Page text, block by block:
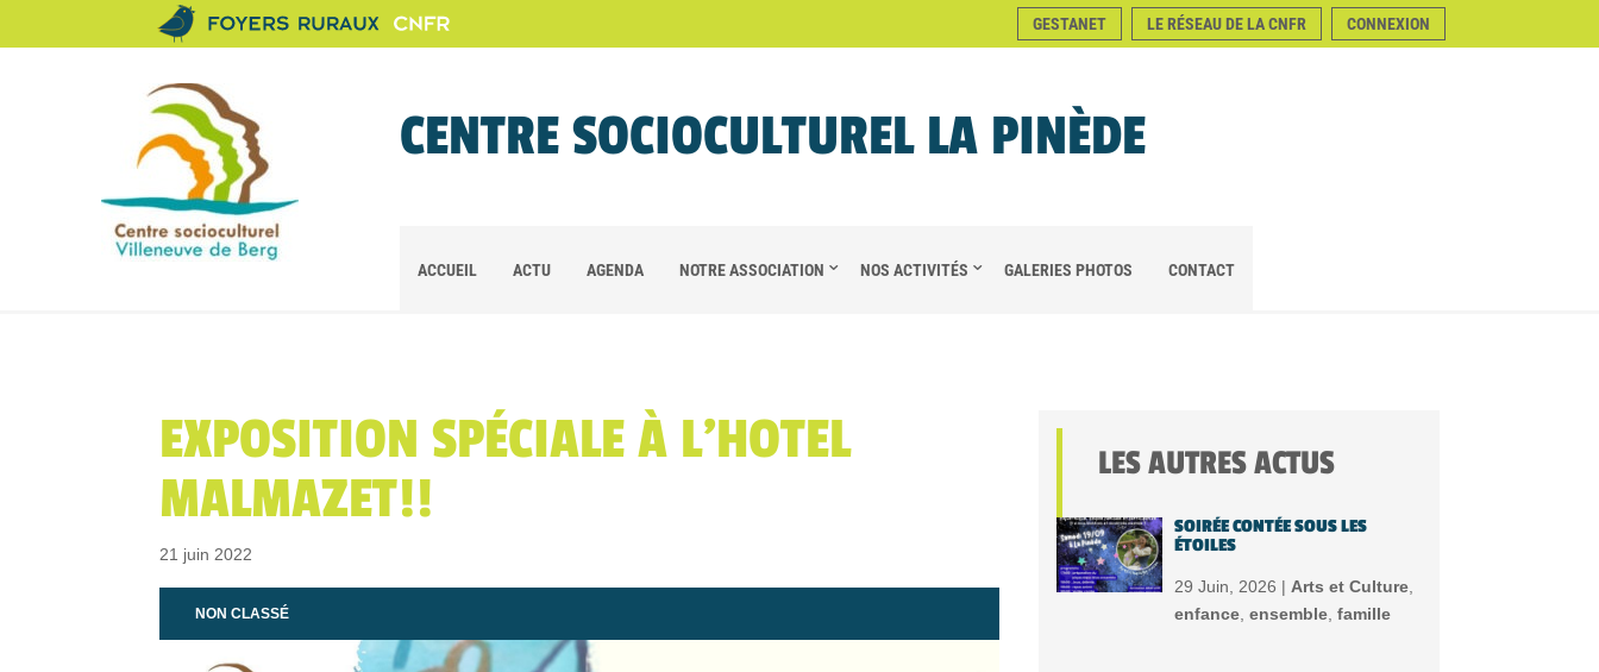
GESTANET LE RÉSEAU DE LA CNFR CONNEXION
CENTRE SOCIOCULTUREL LA PINÈDE
ACCUEIL ACTU AGENDA NOTRE ASSOCIATION NOS ACTIVITÉS GALERIES PHOTOS CONTACT
EXPOSITION SPÉCIALE À L’HOTEL
MALMAZET!!
21 juin 2022
NON CLASSÉ
LES AUTRES ACTUS
SOIRÉE CONTÉE SOUS LES
ÉTOILES
29 Juin, 2026 | Arts et Culture,
enfance, ensemble, famille